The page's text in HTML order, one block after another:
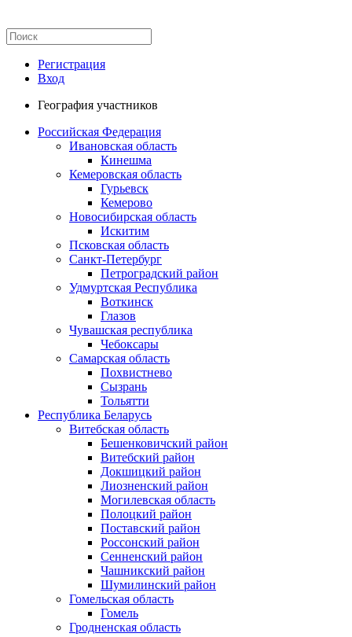
Регистрация
Вход
География участников
Российская Федерация
Ивановская область
Кинешма
Кемеровская область
Гурьевск
Кемерово
Новосибирская область
Искитим
Псковская область
Санкт-Петербург
Петроградский район
Удмуртская Республика
Воткинск
Глазов
Чувашская республика
Чебоксары
Самарская область
Похвистнево
Сызрань
Тольятти
Республика Беларусь
Витебская область
Бешенковичский район
Витебский район
Докшицкий район
Лиозненский район
Могилевская область
Полоцкий район
Поставский район
Россонский район
Сенненский район
Чашникский район
Шумилинский район
Гомельская область
Гомель
Гродненская область